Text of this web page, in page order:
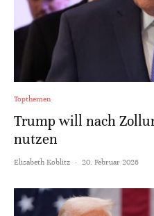
Topthemen
Trump will nach
nutzen
Elisabeth Koblitz · 20. Februar 2026